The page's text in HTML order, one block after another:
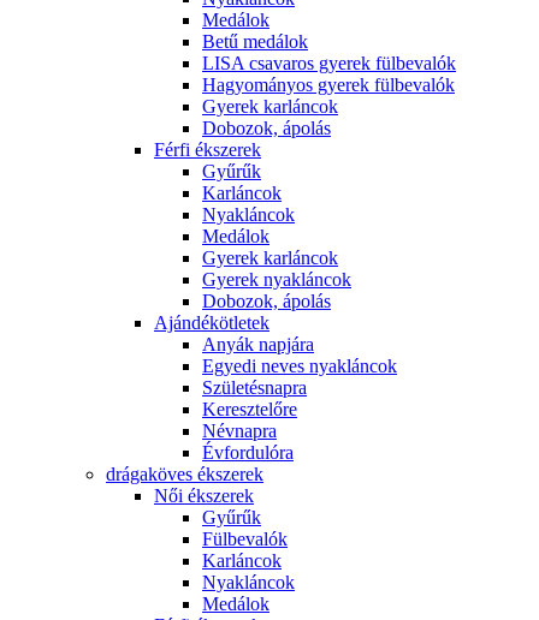
Medálok
Betű medálok
LISA csavaros gyerek fülbevalók
Hagyományos gyerek fülbevalók
Gyerek karláncok
Dobozok, ápolás
Férfi ékszerek
Gyűrűk
Karláncok
Nyakláncok
Medálok
Gyerek karláncok
Gyerek nyakláncok
Dobozok, ápolás
Ajándékötletek
Anyák napjára
Egyedi neves nyakláncok
Születésnapra
Keresztelőre
Névnapra
Évfordulóra
drágaköves ékszerek
Női ékszerek
Gyűrűk
Fülbevalók
Karláncok
Nyakláncok
Medálok